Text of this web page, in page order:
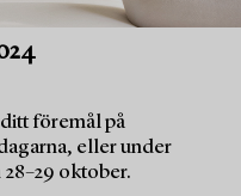
föremål på
eller under
oktober.